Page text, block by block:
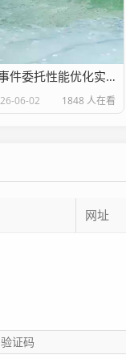
js事件委托性能优化实战
06-02 1848 人在看